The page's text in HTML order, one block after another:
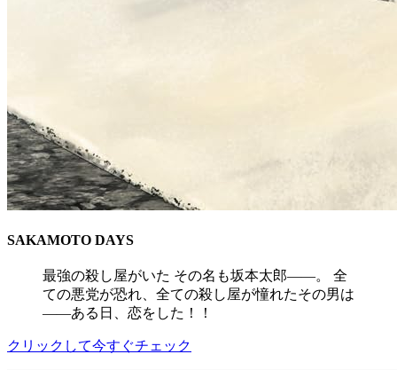
SAKAMOTO DAYS
最強の殺し屋がいた その名も坂本太郎――。 全
ての悪党が恐れ、全ての殺し屋が憧れたその男は
――ある日、恋をした！！
クリックして今すぐチェック